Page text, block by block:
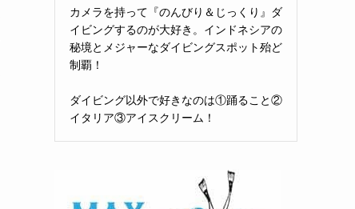
カメラを持って『のんびり＆じっくり』ダ
イビングするのが大好き。インドネシアの
秘境とメジャーなダイビングスポット殆ど
制覇！
ダイビング以外で好きなのは①踊ること②
イタリア③アイスクリーム！